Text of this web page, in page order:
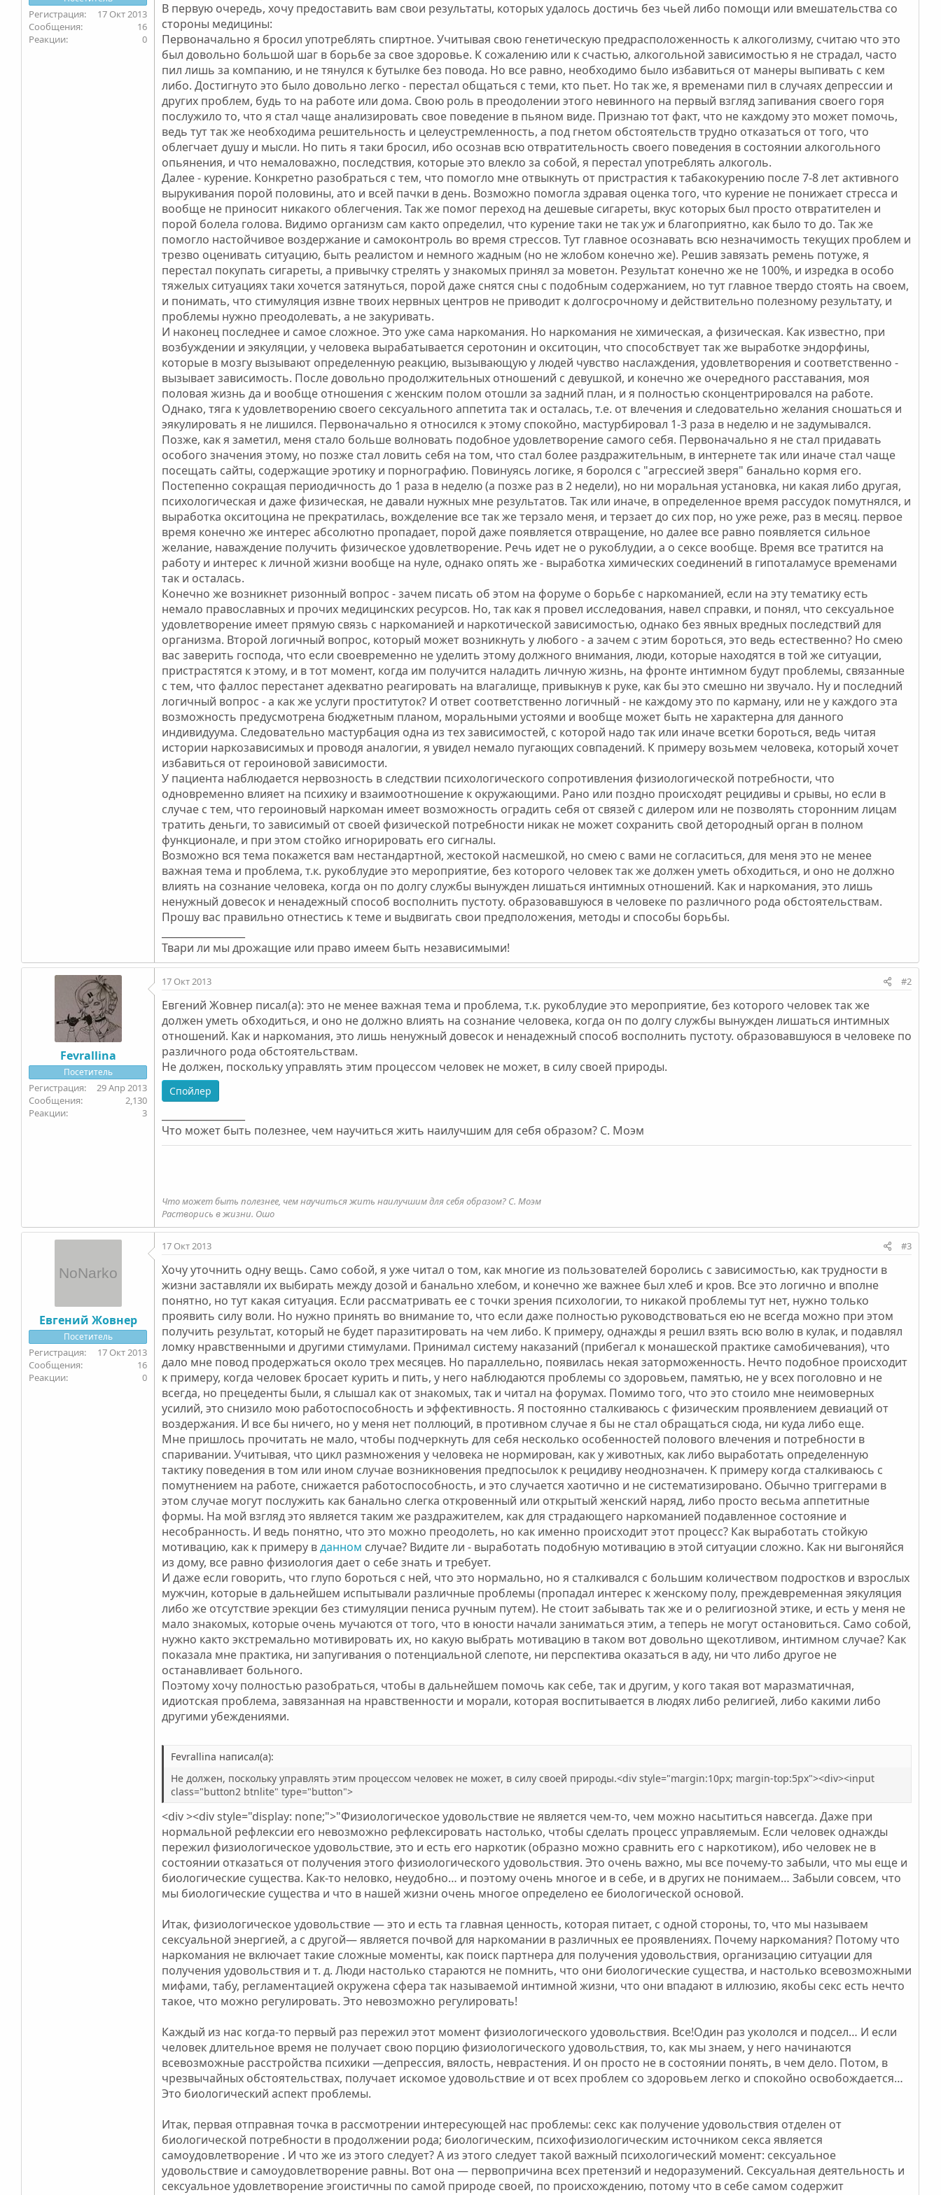
17 Окт 2013
16
0
В первую очередь, хочу предоставить вам свои результаты, которых удалось достичь без чьей либо помощи или вмешательства со
стороны медицины:
Первоначально я бросил употреблять спиртное. Учитывая свою генетическую предрасположенность к алкоголизму, считаю что это
был довольно большой шаг в борьбе за свое здоровье. К сожалению или к счастью, алкогольной зависимостью я не страдал, часто
пил лишь за компанию, и не тянулся к бутылке без повода. Но все равно, необходимо было избавиться от манеры выпивать с кем
либо. Достигнуто это было довольно легко - перестал общаться с теми, кто пьет. Но так же, я временами пил в случаях депрессии и
других проблем, будь то на работе или дома. Свою роль в преодолении этого невинного на первый взгляд запивания своего горя
послужило то, что я стал чаще анализировать свое поведение в пьяном виде. Признаю тот факт, что не каждому это может помочь,
ведь тут так же необходима решительность и целеустремленность, а под гнетом обстоятельств трудно отказаться от того, что
облегчает душу и мысли. Но пить я таки бросил, ибо осознав всю отвратительность своего поведения в состоянии алкогольного
опьянения, и что немаловажно, последствия, которые это влекло за собой, я перестал употреблять алкоголь.
Далее - курение. Конкретно разобраться с тем, что помогло мне отвыкнуть от пристрастия к табакокурению после 7-8 лет активного
вырукивания порой половины, ато и всей пачки в день. Возможно помогла здравая оценка того, что курение не понижает стресса и
вообще не приносит никакого облегчения. Так же помог переход на дешевые сигареты, вкус которых был просто отвратителен и
порой болела голова. Видимо организм сам както определил, что курение таки не так уж и благоприятно, как было то до. Так же
помогло настойчивое воздержание и самоконтроль во время стрессов. Тут главное осознавать всю незначимость текущих проблем и
трезво оценивать ситуацию, быть реалистом и немного жадным (но не жлобом конечно же). Решив завязать ремень потуже, я
перестал покупать сигареты, а привычку стрелять у знакомых принял за моветон. Результат конечно же не 100%, и изредка в особо
тяжелых ситуациях таки хочется затянуться, порой даже снятся сны с подобным содержанием, но тут главное твердо стоять на своем,
и понимать, что стимуляция извне твоих нервных центров не приводит к долгосрочному и действительно полезному результату, и
проблемы нужно преодолевать, а не закуривать.
И наконец последнее и самое сложное. Это уже сама наркомания. Но наркомания не химическая, а физическая. Как известно, при
возбуждении и эякуляции, у человека вырабатывается серотонин и окситоцин, что способствует так же выработке эндорфины,
которые в мозгу вызывают определенную реакцию, вызывающую у людей чувство наслаждения, удовлетворения и соответственно -
вызывает зависимость. После довольно продолжительных отношений с девушкой, и конечно же очередного расставания, моя
половая жизнь да и вообще отношения с женским полом отошли за задний план, и я полностью сконцентрировался на работе.
Однако, тяга к удовлетворению своего сексуального аппетита так и осталась, т.е. от влечения и следовательно желания сношаться и
эякулировать я не лишился. Первоначально я относился к этому спокойно, мастурбировал 1-3 раза в неделю и не задумывался.
Позже, как я заметил, меня стало больше волновать подобное удовлетворение самого себя. Первоначально я не стал придавать
особого значения этому, но позже стал ловить себя на том, что стал более раздражительным, в интернете так или иначе стал чаще
посещать сайты, содержащие эротику и порнографию. Повинуясь логике, я боролся с "агрессией зверя" банально кормя его.
Постепенно сокращая периодичность до 1 раза в неделю (а позже раз в 2 недели), но ни моральная установка, ни какая либо другая,
психологическая и даже физическая, не давали нужных мне результатов. Так или иначе, в определенное время рассудок помутнялся, и
выработка окситоцина не прекратилась, вожделение все так же терзало меня, и терзает до сих пор, но уже реже, раз в месяц. первое
время конечно же интерес абсолютно пропадает, порой даже появляется отвращение, но далее все равно появляется сильное
желание, наваждение получить физическое удовлетворение. Речь идет не о рукоблудии, а о сексе вообще. Время все тратится на
работу и интерес к личной жизни вообще на нуле, однако опять же - выработка химических соединений в гипоталамусе временами
так и осталась.
Конечно же возникнет ризонный вопрос - зачем писать об этом на форуме о борьбе с наркоманией, если на эту тематику есть
немало православных и прочих медицинских ресурсов. Но, так как я провел исследования, навел справки, и понял, что сексуальное
удовлетворение имеет прямую связь с наркоманией и наркотической зависимостью, однако без явных вредных последствий для
организма. Второй логичный вопрос, который может возникнуть у любого - а зачем с этим бороться, это ведь естественно? Но смею
вас заверить господа, что если своевременно не уделить этому должного внимания, люди, которые находятся в той же ситуации,
пристрастятся к этому, и в тот момент, когда им получится наладить личную жизнь, на фронте интимном будут проблемы, связанные
с тем, что фаллос перестанет адекватно реагировать на влагалище, привыкнув к руке, как бы это смешно ни звучало. Ну и последний
логичный вопрос - а как же услуги проституток? И ответ соответственно логичный - не каждому это по карману, или не у каждого эта
возможность предусмотрена бюджетным планом, моральными устоями и вообще может быть не характерна для данного
индивидуума. Следовательно мастурбация одна из тех зависимостей, с которой надо так или иначе всетки бороться, ведь читая
истории наркозависимых и проводя аналогии, я увидел немало пугающих совпадений. К примеру возьмем человека, который хочет
избавиться от героиновой зависимости.
У пациента наблюдается нервозность в следствии психологического сопротивления физиологической потребности, что
одновременно влияет на психику и взаимоотношение к окружающими. Рано или поздно происходят рецидивы и срывы, но если в
случае с тем, что героиновый наркоман имеет возможность оградить себя от связей с дилером или не позволять сторонним лицам
тратить деньги, то зависимый от своей физической потребности никак не может сохранить свой детородный орган в полном
функционале, и при этом стойко игнорировать его сигналы.
Возможно вся тема покажется вам нестандартной, жестокой насмешкой, но смею с вами не согласиться, для меня это не менее
важная тема и проблема, т.к. рукоблудие это мероприятие, без которого человек так же должен уметь обходиться, и оно не должно
влиять на сознание человека, когда он по долгу службы вынужден лишаться интимных отношений. Как и наркомания, это лишь
ненужный довесок и ненадежный способ восполнить пустоту. образовавшуюся в человеке по различного рода обстоятельствам.
Прошу вас правильно отнестись к теме и выдвигать свои предположения, методы и способы борьбы.
Твари ли мы дрожащие или право имеем быть независимыми!
Fevrallina
Посетитель
29 Апр 2013
2,130
3
17 Окт 2013 #2
Евгений Жовнер писал(а): это не менее важная тема и проблема, т.к. рукоблудие это мероприятие, без которого человек так же
должен уметь обходиться, и оно не должно влиять на сознание человека, когда он по долгу службы вынужден лишаться интимных
отношений. Как и наркомания, это лишь ненужный довесок и ненадежный способ восполнить пустоту. образовавшуюся в человеке по
различного рода обстоятельствам.
Не должен, поскольку управлять этим процессом человек не может, в силу своей природы.
Спойлер
Что может быть полезнее, чем научиться жить наилучшим для себя образом? С. Моэм
Что может быть полезнее, чем научиться жить наилучшим для себя образом? С. Моэм
Растворись в жизни. Ошо
Евгений Жовнер
Посетитель
17 Окт 2013
16
0
17 Окт 2013 #3
Хочу уточнить одну вещь. Само собой, я уже читал о том, как многие из пользователей боролись с зависимостью, как трудности в
жизни заставляли их выбирать между дозой и банально хлебом, и конечно же важнее был хлеб и кров. Все это логично и вполне
понятно, но тут какая ситуация. Если рассматривать ее с точки зрения психологии, то никакой проблемы тут нет, нужно только
проявить силу воли. Но нужно принять во внимание то, что если даже полностью руководствоваться ею не всегда можно при этом
получить результат, который не будет паразитировать на чем либо. К примеру, однажды я решил взять всю волю в кулак, и подавлял
ломку нравственными и другими стимулами. Принимал систему наказаний (прибегал к монашеской практике самобичевания), что
дало мне повод продержаться около трех месяцев. Но параллельно, появилась некая заторможенность. Нечто подобное происходит
к примеру, когда человек бросает курить и пить, у него наблюдаются проблемы со здоровьем, памятью, не у всех поголовно и не
всегда, но прецеденты были, я слышал как от знакомых, так и читал на форумах. Помимо того, что это стоило мне неимоверных
усилий, это снизило мою работоспособность и эффективность. Я постоянно сталкиваюсь с физическим проявлением девиаций от
воздержания. И все бы ничего, но у меня нет поллюций, в противном случае я бы не стал обращаться сюда, ни куда либо еще.
Мне пришлось прочитать не мало, чтобы подчеркнуть для себя несколько особенностей полового влечения и потребности в
спаривании. Учитывая, что цикл размножения у человека не нормирован, как у животных, как либо выработать определенную
тактику поведения в том или ином случае возникновения предпосылок к рецидиву неоднозначен. К примеру когда сталкиваюсь с
помутнением на работе, снижается работоспособность, и это случается хаотично и не систематизировано. Обычно триггерами в
этом случае могут послужить как банально слегка откровенный или открытый женский наряд, либо просто весьма аппетитные
формы. На мой взгляд это является таким же раздражителем, как для страдающего наркоманией подавленное состояние и
несобранность. И ведь понятно, что это можно преодолеть, но как именно происходит этот процесс? Как выработать стойкую
мотивацию, как к примеру вданном случае? Видите ли - выработать подобную мотивацию в этой ситуации сложно. Как ни выгоняйся
из дому, все равно физиология дает о себе знать и требует.
И даже если говорить, что глупо бороться с ней, что это нормально, но я сталкивался с большим количеством подростков и взрослых
мужчин, которые в дальнейшем испытывали различные проблемы (пропадал интерес к женскому полу, преждевременная эякуляция
либо же отсутствие эрекции без стимуляции пениса ручным путем). Не стоит забывать так же и о религиозной этике, и есть у меня не
мало знакомых, которые очень мучаются от того, что в юности начали заниматься этим, а теперь не могут остановиться. Само собой,
нужно както экстремально мотивировать их, но какую выбрать мотивацию в таком вот довольно щекотливом, интимном случае? Как
показала мне практика, ни запугивания о потенциальной слепоте, ни перспектива оказаться в аду, ни что либо другое не
останавливает больного.
Поэтому хочу полностью разобраться, чтобы в дальнейшем помочь как себе, так и другим, у кого такая вот маразматичная,
идиотская проблема, завязанная на нравственности и морали, которая воспитывается в людях либо религией, либо какими либо
другими убеждениями.
Fevrallina написал(а):
Не должен, поскольку управлять этим процессом человек не может, в силу своей природы.<div style="margin:10px; margin-top:5px"><div><input
class="button2 btnlite" type="button">
<div ><div style="display: none;">"Физиологическое удовольствие не является чем-то, чем можно насытиться навсегда. Даже при
нормальной рефлексии его невозможно рефлексировать настолько, чтобы сделать процесс управляемым. Если человек однажды
пережил физиологическое удовольствие, это и есть его наркотик (образно можно сравнить его с наркотиком), ибо человек не в
состоянии отказаться от получения этого физиологического удовольствия. Это очень важно, мы все почему-то забыли, что мы еще и
биологические существа. Как-то неловко, неудобно… и поэтому очень многое и в себе, и в других не понимаем… Забыли совсем, что
мы биологические существа и что в нашей жизни очень многое определено ее биологической основой.
Итак, физиологическое удовольствие — это и есть та главная ценность, которая питает, с одной стороны, то, что мы называем
сексуальной энергией, а с другой— является почвой для наркомании в различных ее проявлениях. Почему наркомания? Потому что
наркомания не включает такие сложные моменты, как поиск партнера для получения удовольствия, организацию ситуации для
получения удовольствия и т. д. Люди настолько стараются не помнить, что они биологические существа, и настолько всевозможными
мифами, табу, регламентацией окружена сфера так называемой интимной жизни, что они впадают в иллюзию, якобы секс есть нечто
такое, что можно регулировать. Это невозможно регулировать!
Каждый из нас когда-то первый раз пережил этот момент физиологического удовольствия. Все!Один раз укололся и подсел… И если
человек длительное время не получает свою порцию физиологического удовольствия, то, как мы знаем, у него начинаются
всевозможные расстройства психики —депрессия, вялость, неврастения. И он просто не в состоянии понять, в чем дело. Потом, в
чрезвычайных обстоятельствах, получает искомое удовольствие и от всех проблем со здоровьем легко и спокойно освобождается…
Это биологический аспект проблемы.
Итак, первая отправная точка в рассмотрении интересующей нас проблемы: секс как получение удовольствия отделен от
биологической потребности в продолжении рода; биологическим, психофизиологическим источником секса является
самоудовлетворение . И что же из этого следует? А из этого следует такой важный психологический момент: сексуальное
удовольствие и самоудовлетворение равны. Вот она — первопричина всех претензий и недоразумений. Сексуальная деятельность и
сексуальное удовлетворение эгоистичны по самой природе своей, по происхождению, потому что в себе самом содержит